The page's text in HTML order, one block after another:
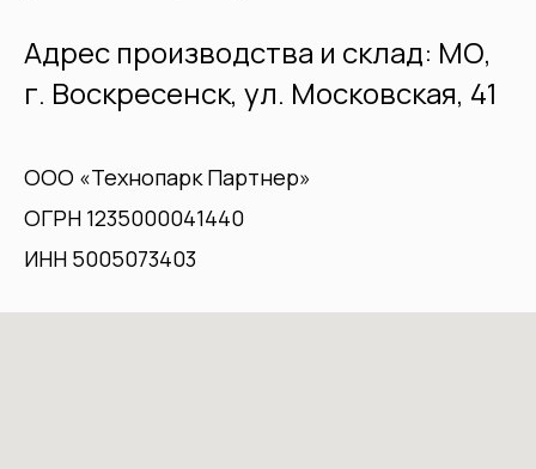
Адрес производства и склад: МО,
г. Воскресенск, ул. Московская, 41
ООО «Технопарк Партнер»
ОГРН 1235000041440
ИНН 5005073403